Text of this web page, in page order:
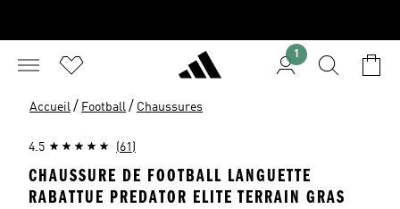
1
Accueil / Football / Chaussures
4.5 (61)
CHAUSSURE DE FOOTBALL LANGUETTE
RABATTUE PREDATOR ELITE TERRAIN GRAS